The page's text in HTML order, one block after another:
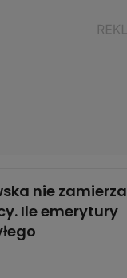
nie zamierza
Ile emerytury